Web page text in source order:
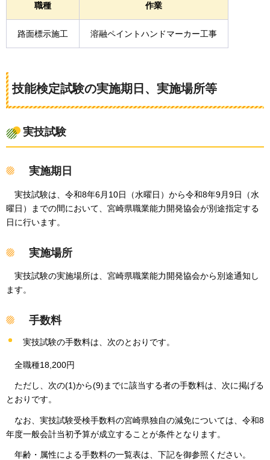
職種 作業
路面標示施工 溶融ペイントハンドマーカー工事
技能検定試験の実施期日、実施場所等
実技試験
実施期日
実技試験は、令和8年6月10日（水曜日）から令和8年9月9日（水
曜日）までの間において、宮崎県職業能力開発協会が別途指定する
日に行います。
実施場所
実技試験の実施場所は、宮崎県職業能力開発協会から別途通知し
ます。
手数料
実技試験の手数料は、次のとおりです。
全職種18,200円
ただし、次の(1)から(9)までに該当する者の手数料は、次に掲げる
とおりです。
なお、実技試験受検手数料の宮崎県独自の減免については、令和8
年度一般会計当初予算が成立することが条件となります。
年齢・属性による手数料の一覧表は、下記を御参照ください。